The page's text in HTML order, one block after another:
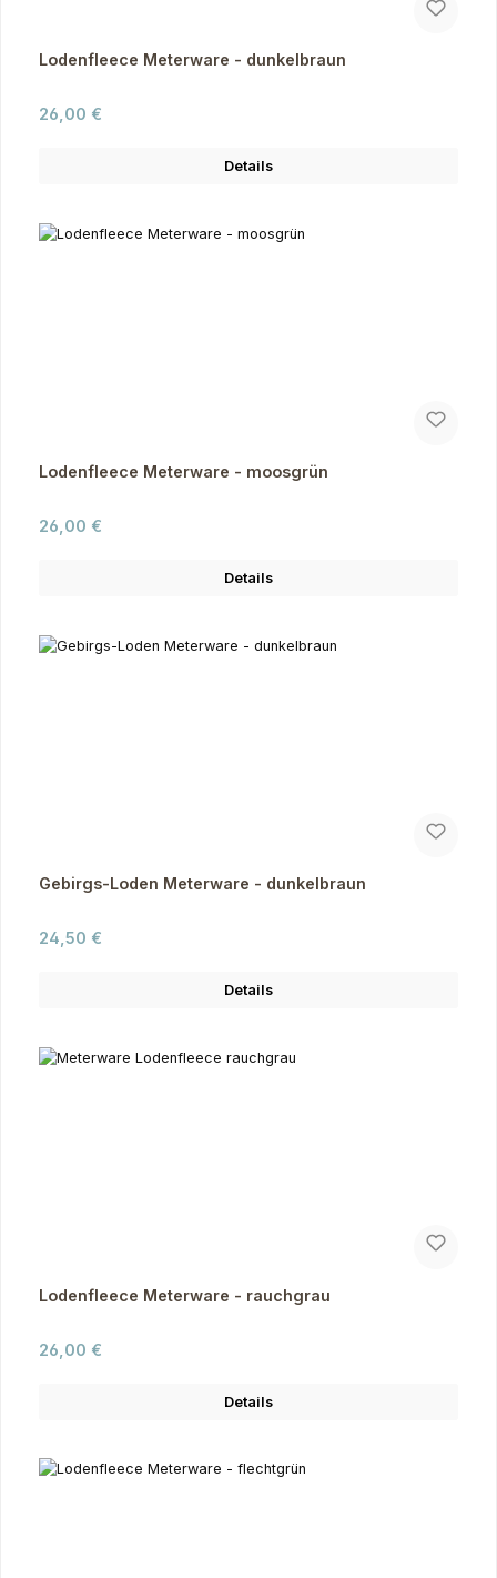
Lodenfleece Meterware - dunkelbraun
Regulärer Preis:
26,00 €
Details
Lodenfleece Meterware - moosgrün
Regulärer Preis:
26,00 €
Details
Gebirgs-Loden Meterware - dunkelbraun
Regulärer Preis:
24,50 €
Details
Lodenfleece Meterware - rauchgrau
Regulärer Preis:
26,00 €
Details